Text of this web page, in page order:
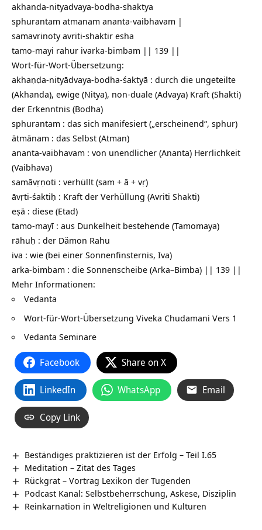
akhanda-nityadvaya-bodha-shaktya
sphurantam atmanam ananta-vaibhavam |
samavrinoty avriti-shaktir esha
tamo-mayi rahur ivarka-bimbam || 139 ||
Wort-für-Wort-Übersetzung:
akhaṇḍa-nityādvaya-bodha-śaktyā : durch die ungeteilte
(Akhanda), ewige (Nitya), non-duale (Advaya) Kraft (Shakti)
der Erkenntnis (Bodha)
sphurantam : das sich manifesiert („erscheinend“, sphur)
ātmānam : das Selbst (Atman)
ananta-vaibhavam : von unendlicher (Ananta) Herrlichkeit
(Vaibhava)
samāvṛṇoti : verhüllt (sam + ā + vṛ)
āvṛti-śaktiḥ : Kraft der Verhüllung (Avriti Shakti)
eṣā : diese (Etad)
tamo-mayī : aus Dunkelheit bestehende (Tamomaya)
rāhuḥ : der Dämon Rahu
iva : wie (bei einer Sonnenfinsternis, Iva)
arka-bimbam : die Sonnenscheibe (Arka–Bimba) || 139 ||
Mehr Informationen:
Vedanta
Wort-für-Wort-Übersetzung Viveka Chudamani Vers 1
Vedanta Seminare
Facebook Share on X
LinkedIn WhatsApp Email
Copy Link
Beständiges praktizieren ist der Erfolg – Teil I.65
Meditation – Zitat des Tages
Rückgrat – Vortrag Lexikon der Tugenden
Podcast Kanal: Selbstbeherrschung, Askese, Disziplin
Reinkarnation in Weltreligionen und Kulturen